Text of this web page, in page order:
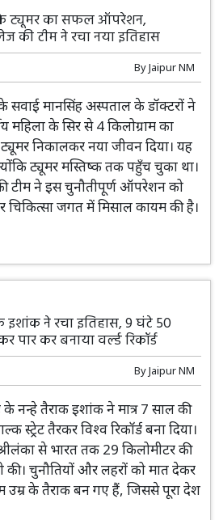
ट्यूमर का सफल ऑपरेशन,
टीम ने रचा नया इतिहास
ByJaipur NM
सवाई मानसिंह अस्पताल के डॉक्टरों ने
महिला के सिर से 4 किलोग्राम का
निकालकर नया जीवन दिया। यह
ट्यूमर मस्तिष्क तक पहुँच चुका था।
ने इस चुनौतीपूर्ण ऑपरेशन को
जगत में मिसाल कायम की है।
ने रचा इतिहास, 9 घंटे 50
कर बनाया वर्ल्ड रिकॉर्ड
ByJaipur NM
नन्हे तैराक इशांक ने मात्र 7 साल की
स्ट्रेट तैरकर विश्व रिकॉर्ड बना दिया।
से भारत तक 29 किलोमीटर की
की। चुनौतियों और लहरों को मात देकर
के तैराक बन गए हैं, जिससे पूरा देश